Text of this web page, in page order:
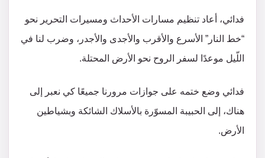
فدائي، أعاد تنظيم مسارات الأحداث ومسيرات التحرير نحو
“خط النار” الأسرع والأقرب والأجدى والأجدر، وضرب لنا في
اللّيل موعدًا لسفر الروح نحو الأرض المحتلة.
فدائي وضع ختمه على جوازات مرورنا جميعًا كي نعبر إلى
هناك، إلى الحبيبة المسوّرة بالأسلاك الشائكة وبشياطين
الأرض.